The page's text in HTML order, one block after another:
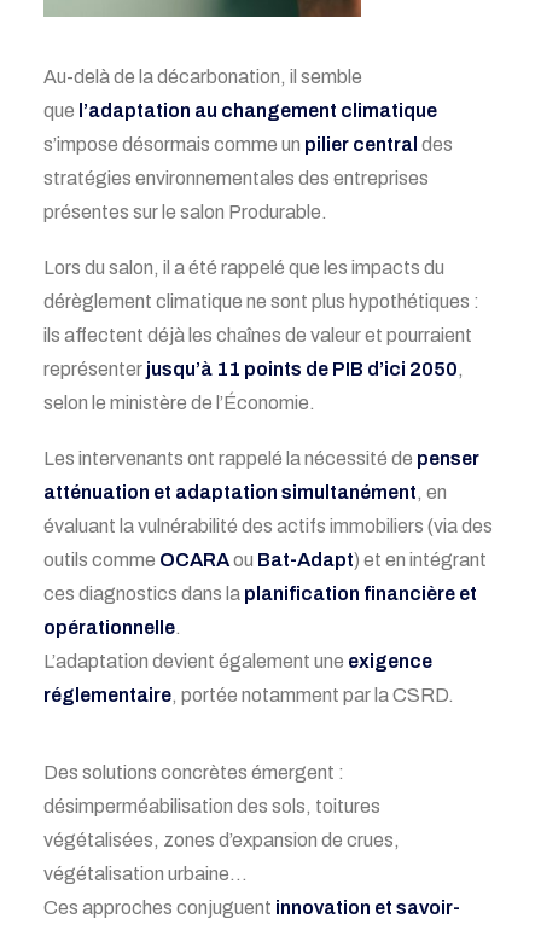
Au-delà de la décarbonation, il semble
que l’adaptation au changement climatique
s’impose désormais comme un pilier central des
stratégies environnementales des entreprises
présentes sur le salon Produrable.
Lors du salon, il a été rappelé que les impacts du
dérèglement climatique ne sont plus hypothétiques :
ils affectent déjà les chaînes de valeur et pourraient
représenter jusqu’à 11 points de PIB d’ici 2050,
selon le ministère de l’Économie.
Les intervenants ont rappelé la nécessité de penser
atténuation et adaptation simultanément, en
évaluant la vulnérabilité des actifs immobiliers (via des
outils comme OCARAou Bat-Adapt) et en intégrant
ces diagnostics dans la planification financière et
opérationnelle.
L’adaptation devient également une exigence
réglementaire, portée notamment par la CSRD.
Des solutions concrètes émergent :
désimperméabilisation des sols, toitures
végétalisées, zones d’expansion de crues,
végétalisation urbaine…
Ces approches conjuguent innovation et savoir-